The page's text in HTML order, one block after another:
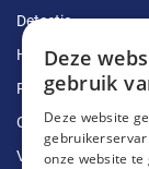
Detectie
Herstellingen
Ruimingen
Ontstoppingen
Vetputten
Deze
gebruik
Deze website
onze website